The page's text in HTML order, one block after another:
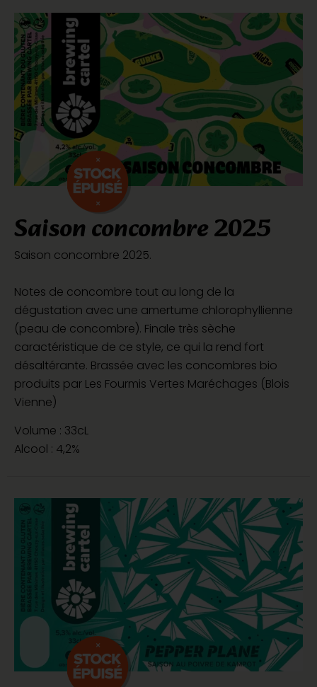
Saison concombre 2025
Saison concombre 2025.
Notes de concombre tout au long de la
dégustation avec une amertume chlorophyllienne
(peau de concombre). Finale très sèche
caractéristique de ce style, ce qui la rend fort
désaltérante. Brassée avec les concombres bio
produits par Les Fourmis Vertes Maréchages (Blois
Vienne)
Volume : 33cL
Alcool : 4,2%